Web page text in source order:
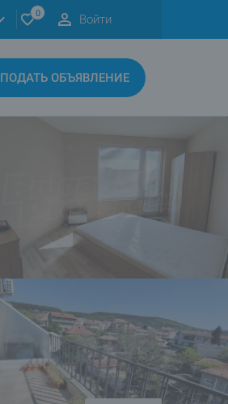
0 Войти
ПОДАТЬ ОБЪЯВЛЕНИЕ